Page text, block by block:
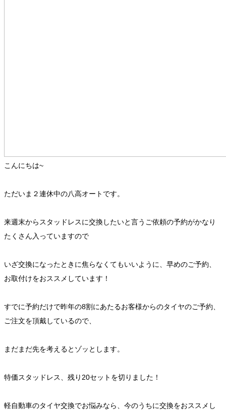
こんにちは~
ただいま２連休中の八高オートです。
来週末からスタッドレスに交換したいと言うご依頼の予約がかなり
たくさん入っていますので
いざ交換になったときに焦らなくてもいいように、早めのご予約、
お取付けをおススメしています！
すでに予約だけで昨年の8割にあたるお客様からのタイヤのご予約、
ご注文を頂戴しているので、
まだまだ先を考えるとゾッとします。
特価スタッドレス、残り20セットを切りました！
軽自動車のタイヤ交換でお悩みなら、今のうちに交換をおススメし